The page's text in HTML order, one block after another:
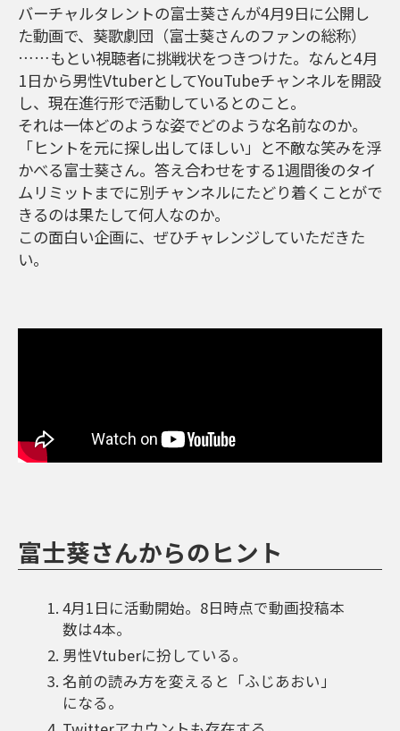
バーチャルタレントの富士葵さんが4月9日に公開し
た動画で、葵歌劇団（富士葵さんのファンの総称）
……もとい視聴者に挑戦状をつきつけた。なんと4月
1日から男性VtuberとしてYouTubeチャンネルを開設
し、現在進行形で活動しているとのこと。
それは一体どのような姿でどのような名前なのか。
「ヒントを元に探し出してほしい」と不敵な笑みを浮
かべる富士葵さん。答え合わせをする1週間後のタイ
ムリミットまでに別チャンネルにたどり着くことがで
きるのは果たして何人なのか。
この面白い企画に、ぜひチャレンジしていただきた
い。
富士葵さんからのヒント
4月1日に活動開始。8日時点で動画投稿本
数は4本。
男性Vtuberに扮している。
名前の読み方を変えると「ふじあおい」
になる。